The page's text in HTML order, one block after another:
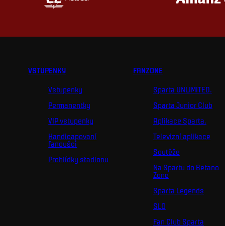
VSTUPENKY
Vstupenky
Permanentky
VIP vstupenky
Handicapovaní
fanoušci
Prohlídky stadionu
FANZONE
Sparta UNLIMITED.
Sparta Junior Club
Aplikace Sparta.
Televizní aplikace
Soutěže
Na Spartu do Betano
Zone
Sparta Legends
SLO
Fan Club Sparta